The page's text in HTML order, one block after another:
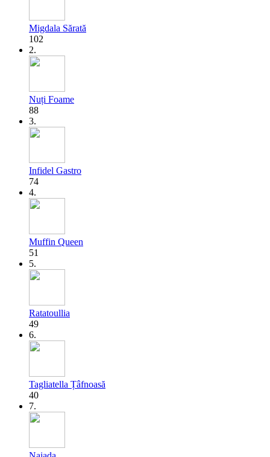
Migdala Sărată
102
2.
Nuți Foame
88
3.
Infidel Gastro
74
4.
Muffin Queen
51
5.
Ratatoullia
49
6.
Tagliatella Țâfnoasă
40
7.